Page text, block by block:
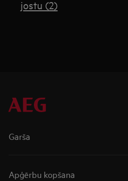
jostu (2)
Garša
Apģērbu kopšana